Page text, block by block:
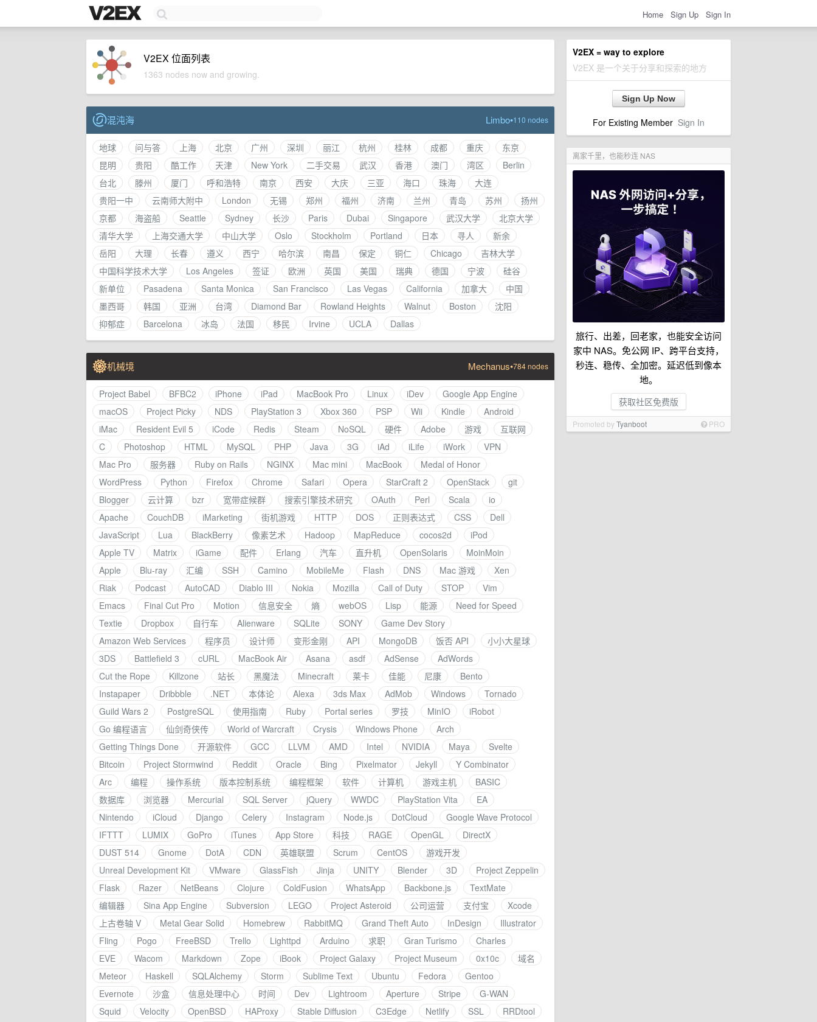
Home Sign Up Sign In
V2EX = way to explore
V2EX 是一个关于分享和探索的地方
Sign Up Now
For Existing Member Sign In
离家千里，也能秒连 NAS
旅行、出差，回老家，也能安全访问
家中 NAS。免公网 IP、跨平台支持，
秒连、稳传、全加密。延迟低到像本
地。
获取社区免费版
Promoted byTyanboot PRO
V2EX 位面列表
1363 nodes now and growing.
混沌海 Limbo•110 nodes
地球 问与答 上海 北京 广州 深圳 丽江 杭州 桂林 成都 重庆
东京
昆明
贵阳 酷工作 天津 New York 二手交易 武汉 香港 澳门 湾区
Berlin
台北
滕州 厦门 呼和浩特 南京 西安 大庆 三亚 海口 珠海
大连
贵阳一中
云南师大附中 London 无锡 郑州 福州 济南 兰州 青岛 苏州
扬州
京都
海盗船 Seattle Sydney 长沙 Paris Dubai Singapore 武汉大学
北京大学
清华大学
上海交通大学 中山大学 Oslo Stockholm Portland 日本 寻人
新余
岳阳
大理 长春 遵义 西宁 哈尔滨 南昌 保定 铜仁 Chicago
吉林大学
中国科学技术大学
Los Angeles 签证 欧洲 英国 美国 瑞典 德国 宁波
硅谷
新单位
Pasadena Santa Monica San Francisco Las Vegas California 加拿大
中国
墨西哥
韩国 亚洲 台湾 Diamond Bar Rowland Heights Walnut Boston
沈阳
抑郁症
Barcelona 冰岛 法国 移民 Irvine UCLA Dallas
机械境 Mechanus•784 nodes
Project Babel BFBC2 iPhone iPad MacBook Pro Linux iDev
Google App Engine
macOS
Project Picky NDS PlayStation 3 Xbox 360 PSP Wii Kindle
Android
iMac
Resident Evil 5 iCode Redis Steam NoSQL 硬件 Adobe 游戏
互联网
C
Photoshop HTML MySQL PHP Java 3G iAd iLife iWork
VPN
Mac Pro
服务器 Ruby on Rails NGINX Mac mini MacBook
Medal of Honor
WordPress
Python Firefox Chrome Safari Opera StarCraft 2 OpenStack
git
Blogger
云计算 bzr 宽带症候群 搜索引擎技术研究 OAuth Perl Scala
io
Apache
CouchDB iMarketing 街机游戏 HTTP DOS 正则表达式 CSS
Dell
JavaScript
Lua BlackBerry 像素艺术 Hadoop MapReduce cocos2d
iPod
Apple TV
Matrix iGame 配件 Erlang 汽车 直升机 OpenSolaris
MoinMoin
Apple
Blu-ray 汇编 SSH Camino MobileMe Flash DNS Mac 游戏
Xen
Riak
Podcast AutoCAD Diablo III Nokia Mozilla Call of Duty STOP
Vim
Emacs
Final Cut Pro Motion 信息安全 熵 webOS Lisp 能源
Need for Speed
Textie
Dropbox 自行车 Alienware SQLite SONY
Game Dev Story
Amazon Web Services
程序员 设计师 变形金刚 API MongoDB 饭否 API
小小大星球
3DS
Battlefield 3 cURL MacBook Air Asana asdf AdSense
AdWords
Cut the Rope
Killzone 站长 黑魔法 Minecraft 莱卡 佳能 尼康
Bento
Instapaper
Dribbble .NET 本体论 Alexa 3ds Max AdMob Windows
Tornado
Guild Wars 2
PostgreSQL 使用指南 Ruby Portal series 罗技 MinIO
iRobot
Go 编程语言
仙剑奇侠传 World of Warcraft Crysis Windows Phone
Arch
Getting Things Done
开源软件 GCC LLVM AMD Intel NVIDIA Maya
Svelte
Bitcoin
Project Stormwind Reddit Oracle Bing Pixelmator Jekyll
Y Combinator
Arc
编程 操作系统 版本控制系统 编程框架 软件 计算机 游戏主机
BASIC
数据库
浏览器 Mercurial SQL Server jQuery WWDC PlayStation Vita
EA
Nintendo
iCloud Django Celery Instagram Node.js DotCloud
Google Wave Protocol
IFTTT
LUMIX GoPro iTunes App Store 科技 RAGE OpenGL
DirectX
DUST 514
Gnome DotA CDN 英雄联盟 Scrum CentOS
游戏开发
Unreal Development Kit
VMware GlassFish Jinja UNITY Blender 3D
Project Zeppelin
Flask
Razer NetBeans Clojure ColdFusion WhatsApp Backbone.js
TextMate
编辑器
Sina App Engine Subversion LEGO Project Asteroid 公司运营 支付宝
Xcode
上古卷轴 V
Metal Gear Solid Homebrew RabbitMQ Grand Theft Auto InDesign
Illustrator
Fling
Pogo FreeBSD Trello Lighttpd Arduino 求职 Gran Turismo
Charles
EVE
Wacom Markdown Zope iBook Project Galaxy Project Museum 0x10c
域名
Meteor
Haskell SQLAlchemy Storm Sublime Text Ubuntu Fedora
Gentoo
Evernote
沙盒 信息处理中心 时间 Dev Lightroom Aperture Stripe
G-WAN
Squid
Velocity OpenBSD HAProxy Stable Diffusion C3Edge Netlify SSL
RRDtool